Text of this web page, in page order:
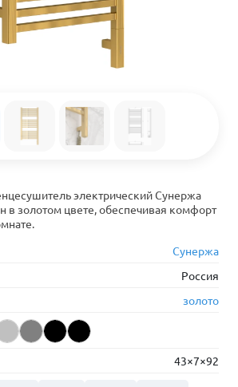
электрический Сунержа
в золотом цвете, обеспечивая комфорт
Сунержа
Россия
золото
43×7×92